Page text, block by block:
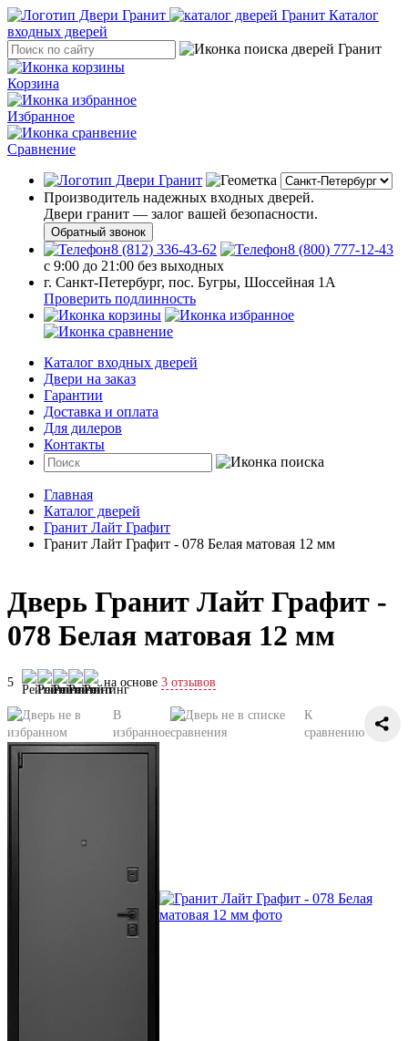
Каталог
входных дверей
Корзина
Избранное
Сравнение
Производитель надежных входных дверей.
Двери гранит — залог вашей безопасности.
Обратный звонок
8 (812) 336-43-62
8 (800) 777-12-43
с 9:00 до 21:00 без выходных
г. Санкт-Петербург, пос. Бугры, Шоссейная 1А
Проверить подлинность
Каталог входных дверей
Двери на заказ
Гарантии
Доставка и оплата
Для дилеров
Контакты
Главная
Каталог дверей
Гранит Лайт Графит
Гранит Лайт Графит - 078 Белая матовая 12 мм
Дверь Гранит Лайт Графит -
078 Белая матовая 12 мм
5 на основе 3 отзывов
В
избранное
К
сравнению